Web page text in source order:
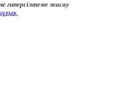
гиперсілтеме жасау